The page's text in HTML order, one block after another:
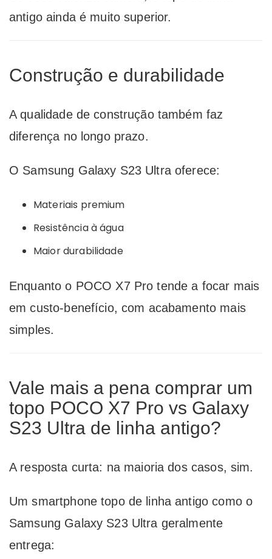
antigo ainda é muito superior.
Construção e durabilidade
A qualidade de construção também faz
diferença no longo prazo.
O Samsung Galaxy S23 Ultra oferece:
Materiais premium
Resistência à água
Maior durabilidade
Enquanto o POCO X7 Pro tende a focar mais
em custo-benefício, com acabamento mais
simples.
Vale mais a pena comprar um
topo POCO X7 Pro vs Galaxy
S23 Ultra de linha antigo?
A resposta curta: na maioria dos casos, sim.
Um smartphone topo de linha antigo como o
Samsung Galaxy S23 Ultra geralmente
entrega: